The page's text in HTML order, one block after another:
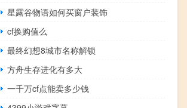
星露谷物语如何买窗户装饰
cf换购值么
最终幻想8城市名称解锁
方舟生存进化有多大
一千万cf点能卖多少钱